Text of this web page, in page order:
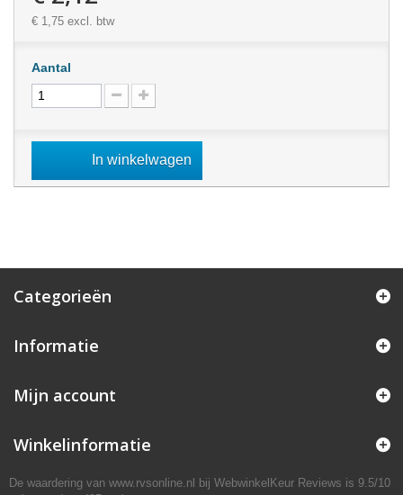
€ 1,75 excl. btw
Aantal
In winkelwagen
Categorieën
Informatie
Mijn account
Winkelinformatie
De waardering van www.rvsonline.nl bij WebwinkelKeur Reviews is 9.5/10